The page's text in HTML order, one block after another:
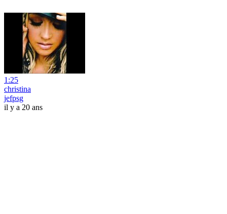
1:25
christina
jefpsg
il y a 20 ans